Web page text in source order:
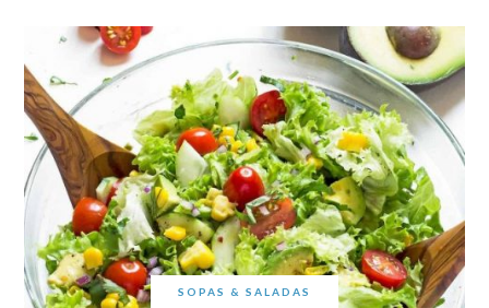
SOPAS & SALADAS